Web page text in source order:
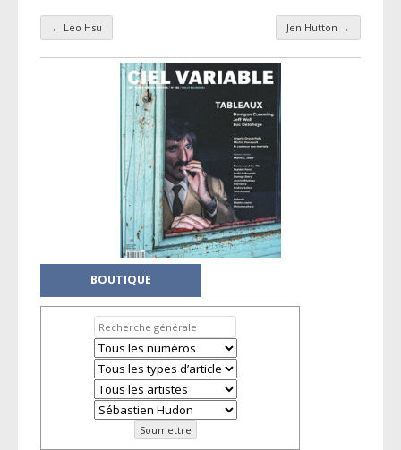
Navigation par taxonomie
← Leo Hsu Jen Hutton →
BOUTIQUE